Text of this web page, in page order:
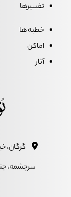
تفسیرها
خطبه ها
اماکن
آثار
گرگان،
سرچشمه،